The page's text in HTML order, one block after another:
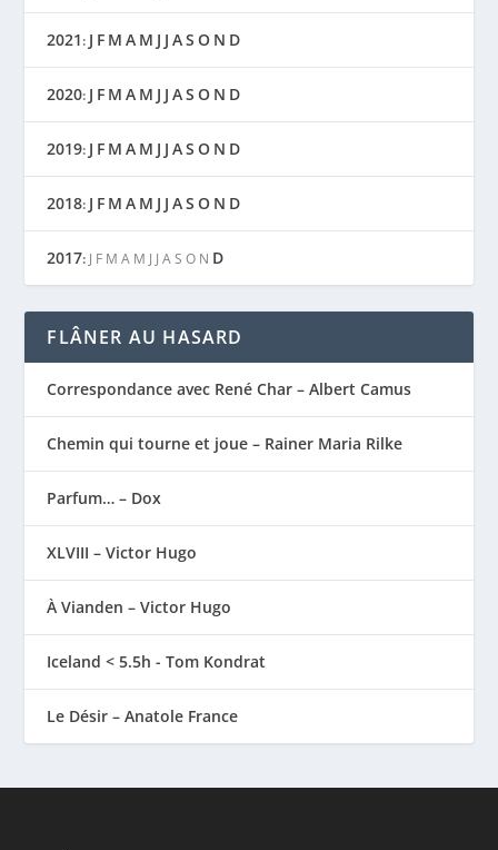
2021: J F M A M J J AS O N D
2020: J F M A M J J AS O N D
2019: J F M A M J J AS O N D
2018: J F M A M J J AS O N D
2017: J F M A M J J A S O N D
FLÂNER AU HASARD
Correspondance avec René Char – Albert Camus
Chemin qui tourne et joue – Rainer Maria Rilke
Parfum… – Dox
XLVIII – Victor Hugo
À Vianden – Victor Hugo
Iceland < 5.5h - Tom Kondrat
Le Désir – Anatole France